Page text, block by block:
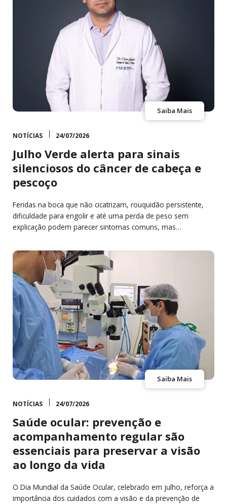
Saiba Mais
NOTÍCIAS 24/07/2026
Julho Verde alerta para sinais
silenciosos do câncer de cabeça e
pescoço
Feridas na boca que não cicatrizam, rouquidão persistente,
dificuldade para engolir e até uma perda de peso sem
explicação podem parecer sintomas comuns, mas…
Saiba Mais
NOTÍCIAS 24/07/2026
Saúde ocular: prevenção e
acompanhamento regular são
essenciais para preservar a visão
ao longo da vida
O Dia Mundial da Saúde Ocular, celebrado em julho, reforça a
importância dos cuidados com a visão e da prevenção de